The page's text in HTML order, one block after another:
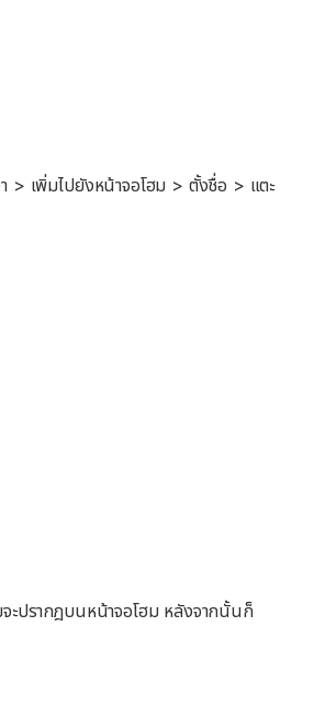
> เพิ่มไปยังหน้าจอโฮม > ตั้งชื่อ > แตะ
ะปรากฎบนหน้าจอโฮม หลังจากนั้นก็